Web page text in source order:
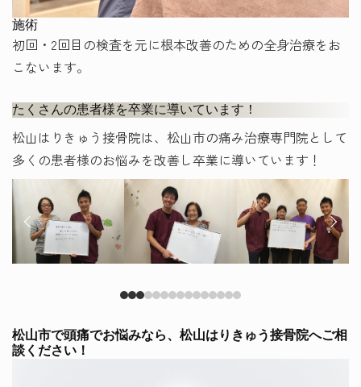
施術
初回・2回目の検査を元に根本改善のための全身治療をお
こないます。
たくさんの患者様を卒業に導いています！
松山はりきゅう接骨院は、松山市の痛み治療専門院として
多くの患者様のお悩みを改善し卒業に導いています！
松山市で頭痛でお悩みなら、松山はりきゅう接骨院へご相
談ください！